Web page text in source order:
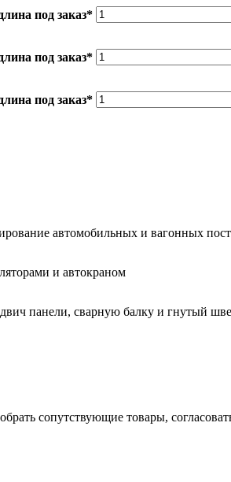
под заказ*
под заказ*
под заказ*
автомобильных и вагонных
и автокраном
панели, сварную балку и гнутый
сопутствующие товары,